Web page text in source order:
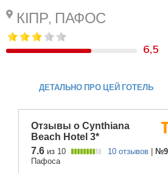
КІПР, ПАФОС
6,5
ДЕТАЛЬНО ПРО ЦЕЙ ГОТЕЛЬ